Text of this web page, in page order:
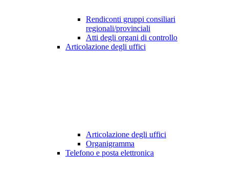
Rendiconti gruppi consiliari
regionali/provinciali
Atti degli organi di controllo
Articolazione degli uffici
Articolazione degli uffici
Organigramma
Telefono e posta elettronica